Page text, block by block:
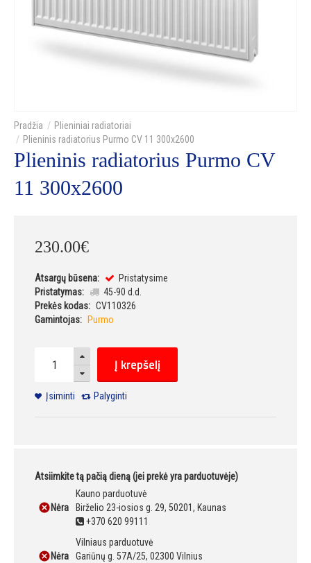
Plieniniai radiatoriai
Plieninis radiatorius Purmo CV 11 300x2600
Plieninis radiatorius Purmo CV
11 300x2600
230.00€
Atsargų būsena:
Pristatysime
Pristatymas:
45-90 d.d.
Prekės kodas: CV110326
Gamintojas:
Purmo
Į krepšelį
Įsiminti Palyginti
Atsiimkite tą pačią dieną (jei prekė yra parduotuvėje)
Nėra
Kauno parduotuvė
Birželio 23-iosios g. 29, 50201, Kaunas
+370 620 99111
Nėra
Vilniaus parduotuvė
Gariūnų g. 57A/25, 02300 Vilnius